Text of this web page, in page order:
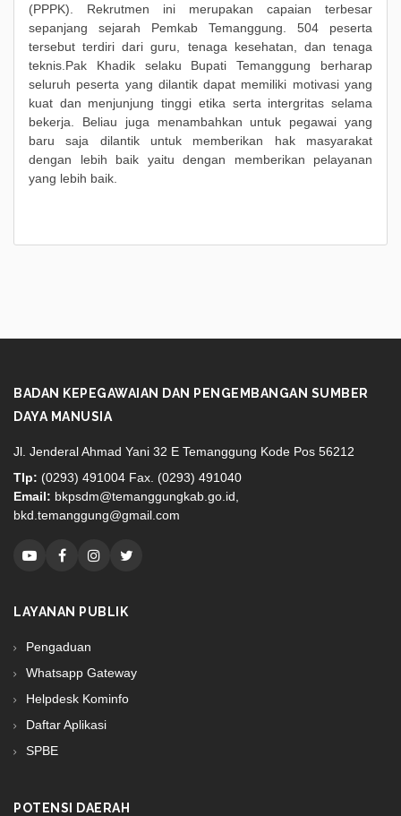
(PPPK). Rekrutmen ini merupakan capaian terbesar
sepanjang sejarah Pemkab Temanggung. 504 peserta
tersebut terdiri dari guru, tenaga kesehatan, dan tenaga
teknis.Pak Khadik selaku Bupati Temanggung berharap
seluruh peserta yang dilantik dapat memiliki motivasi yang
kuat dan menjunjung tinggi etika serta intergritas selama
bekerja. Beliau juga menambahkan untuk pegawai yang
baru saja dilantik untuk memberikan hak masyarakat
dengan lebih baik yaitu dengan memberikan pelayanan
yang lebih baik.
BADAN KEPEGAWAIAN DAN PENGEMBANGAN SUMBER
DAYA MANUSIA
Jl. Jenderal Ahmad Yani 32 E Temanggung Kode Pos 56212
Tlp: (0293) 491004 Fax. (0293) 491040
Email: bkpsdm@temanggungkab.go.id,
bkd.temanggung@gmail.com
LAYANAN PUBLIK
Pengaduan
Whatsapp Gateway
Helpdesk Kominfo
Daftar Aplikasi
SPBE
POTENSI DAERAH